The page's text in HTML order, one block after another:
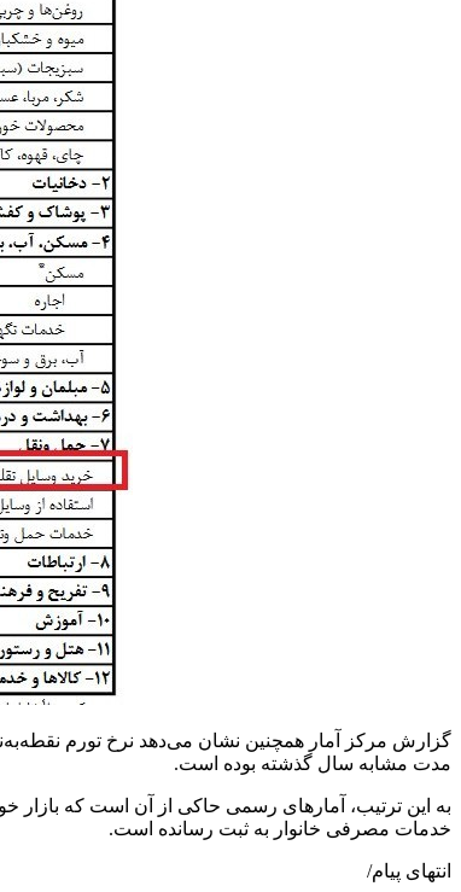
مدت مشابه سال گذشته بوده است.
به این ترتیب، آمارهای رسمی حاکی از آن است که بازار
خدمات مصرفی خانوار به ثبت رسانده است.
انتهای پیام/